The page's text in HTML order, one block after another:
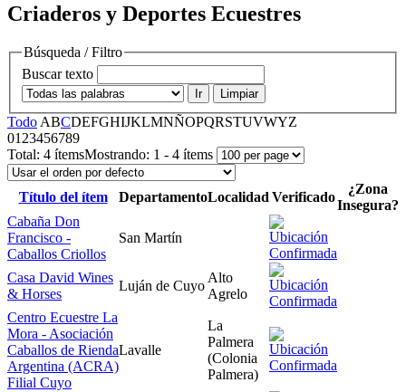
Criaderos y Deportes Ecuestres
Búsqueda / Filtro
Buscar texto
Ir Limpiar
Todo ABCDEFGHIJKLMNÑOPQRSTUVWYZ
01 23456789
Total: 4 ítemsMostrando: 1 - 4 ítems
Título del ítem DepartamentoLocalidad Verificado
¿Zona
Insegura?
Cabaña Don
Francisco -
Caballos Criollos
San Martín
Casa David Wines
& Horses
Luján de Cuyo
Alto
Agrelo
Centro Ecuestre La
Mora - Asociación
Caballos de Rienda
Argentina (ACRA)
Filial Cuyo
Lavalle
La
Palmera
(Colonia
Palmera)